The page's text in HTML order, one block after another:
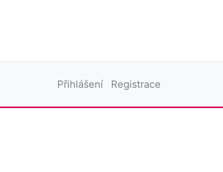
Přihlášení Registrace